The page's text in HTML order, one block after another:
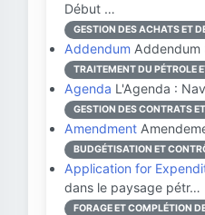
Début …
GESTION DES ACHATS ET
Addendum Addendum
TRAITEMENT DU PÉTROLE
Agenda L'Agenda :
GESTION DES CONTRATS
Amendment
BUDGÉTISATION ET
Application for
dans le paysage pétr…
FORAGE ET COMPLÉTION